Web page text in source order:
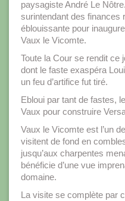
paysagiste André Le
surintendant des finances
éblouissante pour
Vaux le Vicomte.
Toute la Cour se rendit ce
dont le faste exaspéra
un feu d’artifice fut tiré.
Ebloui par tant de fastes,
Vaux pour construire
Vaux le Vicomte est l’un
visitent de fond en
jusqu’aux charpentes
bénéficie d’une vue
domaine.
La visite se complète par